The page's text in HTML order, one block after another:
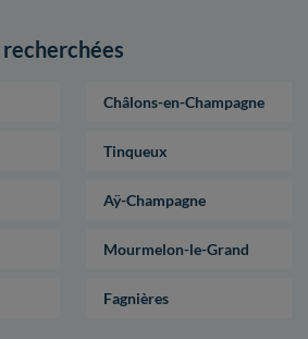
recherchées
Châlons-en-Champagne
Tinqueux
Aÿ-Champagne
Mourmelon-le-Grand
Fagnières